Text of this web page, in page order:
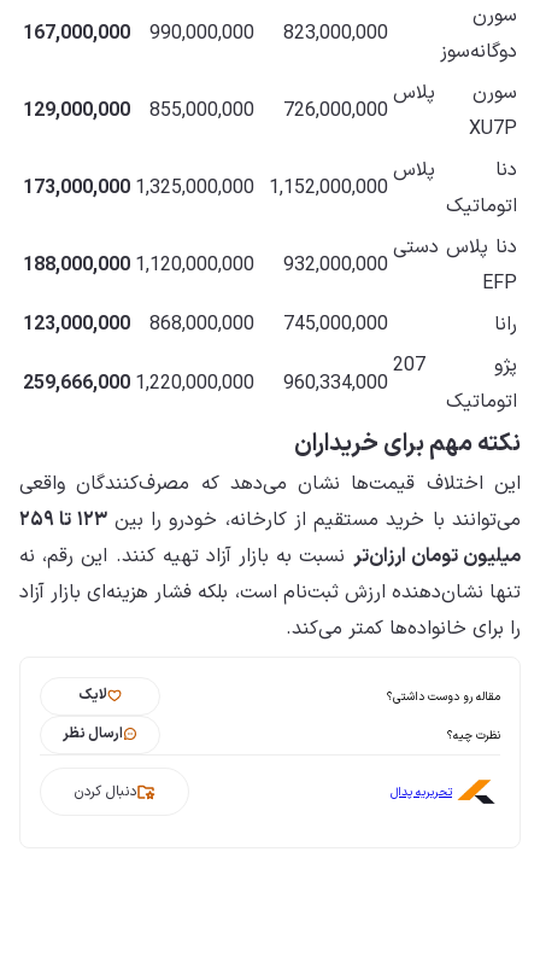
سورن
دوگانه‌سوز
823,000,000
990,000,000
167,000,000
سورن پلاس
XU7P
726,000,000
855,000,000
129,000,000
دنا پلاس
اتوماتیک
1,152,000,000
1,325,000,000
173,000,000
دنا پلاس دستی
EFP
932,000,000
1,120,000,000
188,000,000
رانا 745,000,000
868,000,000
123,000,000
پژو 207
اتوماتیک
960,334,000
1,220,000,000
259,666,000
نکته مهم برای خریداران
این اختلاف قیمت‌ها نشان می‌دهد که مصرف‌کنندگان واقعی
می‌توانند با خرید مستقیم از کارخانه، خودرو را بین
۱۲۳ تا ۲۵۹
میلیون تومان ارزان‌تر نسبت به بازار آزاد تهیه کنند. این رقم، نه
تنها نشان‌دهنده ارزش ثبت‌نام است، بلکه فشار هزینه‌ای بازار آزاد
را برای خانواده‌ها کمتر می‌کند.
مقاله رو دوست داشتی؟ لایک
نظرت چیه؟ ارسال نظر
تحریریه پدال دنبال کردن